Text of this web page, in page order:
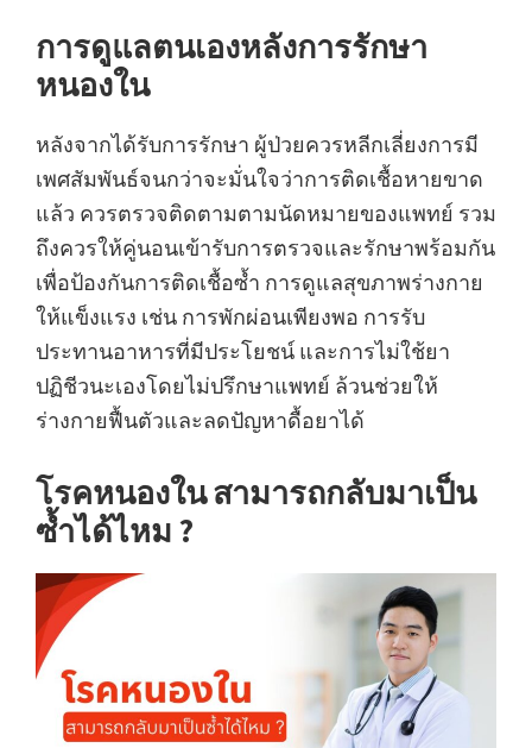
การดูแลตนเองหลังการรักษา
หนองใน
หลังจากได้รับการรักษา ผู้ป่วยควรหลีกเลี่ยงการมี
เพศสัมพันธ์จนกว่าจะมั่นใจว่าการติดเชื้อหายขาด
แล้ว ควรตรวจติดตามตามนัดหมายของแพทย์ รวม
ถึงควรให้คู่นอนเข้ารับการตรวจและรักษาพร้อมกัน
เพื่อป้องกันการติดเชื้อซ้ำ การดูแลสุขภาพร่างกาย
ให้แข็งแรง เช่น การพักผ่อนเพียงพอ การรับ
ประทานอาหารที่มีประโยชน์ และการไม่ใช้ยา
ปฏิชีวนะเองโดยไม่ปรึกษาแพทย์ ล้วนช่วยให้
ร่างกายฟื้นตัวและลดปัญหาดื้อยาได้
โรคหนองใน สามารถกลับมาเป็น
ซ้ำได้ไหม ?